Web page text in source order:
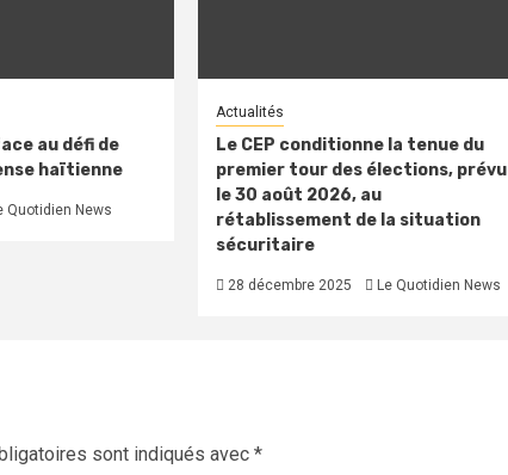
au défi de
haïtienne
Quotidien News
Actualités
Le CEP conditionne la tenue du
premier tour des élections, prévu
le 30 août 2026, au
rétablissement de la situation
sécuritaire
28 décembre 2025 Le Quotidien News
sont indiqués avec *